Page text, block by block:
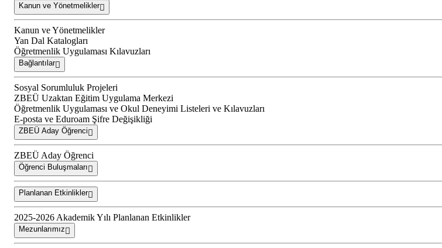
Kanun ve Yönetmelikler
Kanun ve Yönetmelikler
Yan Dal Katalogları
Öğretmenlik Uygulaması Kılavuzları
Bağlantılar
Sosyal Sorumluluk Projeleri
ZBEÜ Uzaktan Eğitim Uygulama Merkezi
Öğretmenlik Uygulaması ve Okul Deneyimi Listeleri ve Kılavuzları
E-posta ve Eduroam Şifre Değişikliği
ZBEÜ Aday Öğrenci
ZBEÜ Aday Öğrenci
Öğrenci Buluşmaları
Planlanan Etkinlikler
2025-2026 Akademik Yılı Planlanan Etkinlikler
Mezunlarımız